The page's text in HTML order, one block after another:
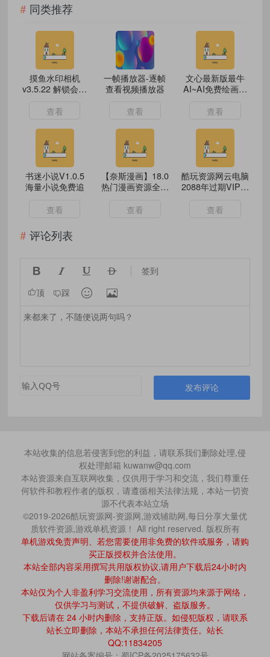
同类推荐
摸鱼水印相机
v3.5.22 解锁会员
查看
一帧播放器-逐帧
查看视频播放器
查看
文心最新版最牛
AI~AI免费绘画｜
查看
书迷小说V1.0.5
海量小说免费追
查看
【奈斯漫画】18.0
热门漫画资源全免
查看
酷玩资源网云电脑
2088年过期VIP教
查看
评论列表
    签到
顶 踩  
发布评论
本站收集的信息若侵害到您的利益，请联系我们删除处理,侵
权处理邮箱 kuwanw@qq.com
本站资源来自互联网收集，仅供用于学习和交流，我们尊重任
何软件和教程作者的版权，请遵循相关法律法规，本站一切资
源不代表本站立场
©2019-2026酷玩资源网-资源网,游戏辅助网,每日分享大量优
质软件资源,游戏单机资源！ All right reserved. 版权所有
单机游戏免责声明、若您需要使用非免费的软件或服务，请购
买正版授权并合法使用。
本站全部内容采用撰写共用版权协议,请用户下载后24小时内
删除!谢谢配合。
本站仅为个人非盈利学习交流使用，所有资源均来源于网络，
仅供学习与测试，不提供破解、盗版服务。
下载后请在 24 小时内删除，支持正版。如侵犯版权，请联系
站长立即删除，本站不承担任何法律责任。站长
QQ:11834205